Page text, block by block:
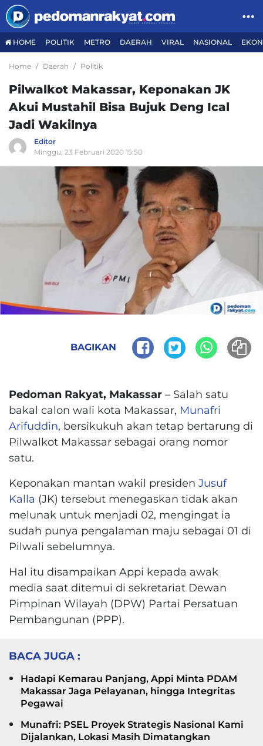
HOME POLITIK METRO DAERAH VIRAL NASIONAL
Home Daerah Politik
Pilwalkot Makassar, Keponakan JK
Akui Mustahil Bisa Bujuk Deng Ical
Jadi Wakilnya
Editor
Minggu, 23 Februari 2020 15:50
BAGIKAN
Pedoman Rakyat, Makassar – Salah satu
bakal calon wali kota Makassar, Munafri
Arifuddin, bersikukuh akan tetap bertarung di
Pilwalkot Makassar sebagai orang nomor
satu.
Keponakan mantan wakil presiden Jusuf
Kalla (JK) tersebut menegaskan tidak akan
melunak untuk menjadi 02, mengingat ia
sudah punya pengalaman maju sebagai 01 di
Pilwali sebelumnya.
Hal itu disampaikan Appi kepada awak
media saat ditemui di sekretariat Dewan
Pimpinan Wilayah (DPW) Partai Persatuan
Pembangunan (PPP).
BACA JUGA :
Hadapi Kemarau Panjang, Appi Minta PDAM
Makassar Jaga Pelayanan, hingga Integritas
Pegawai
Munafri: PSEL Proyek Strategis Nasional Kami
Dijalankan, Lokasi Masih Dimatangkan